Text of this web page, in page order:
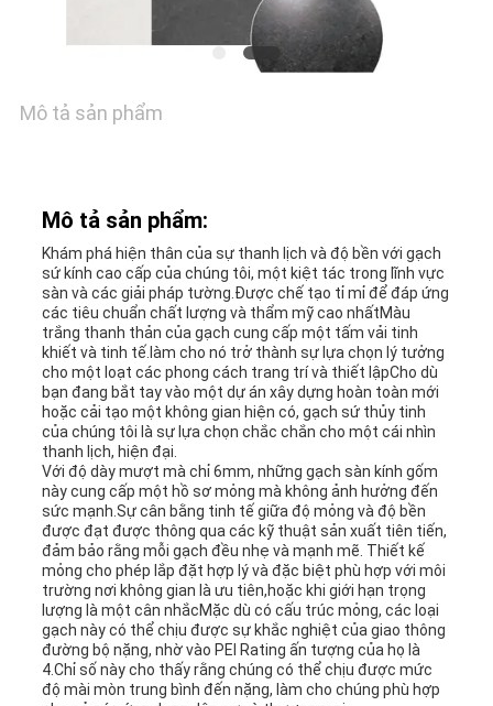
SƠ
TRANG
WEB
CHÍNH
SÁCH
BẢO
MẬT
Mô tả sản phẩm
Mô tả sản phẩm:
Khám phá hiện thân của sự thanh lịch và độ bền với gạch
sứ kính cao cấp của chúng tôi, một kiệt tác trong lĩnh vực
sàn và các giải pháp tường.Được chế tạo tỉ mỉ để đáp ứng
các tiêu chuẩn chất lượng và thẩm mỹ cao nhấtMàu
trắng thanh thản của gạch cung cấp một tấm vải tinh
khiết và tinh tế.làm cho nó trở thành sự lựa chọn lý tưởng
cho một loạt các phong cách trang trí và thiết lậpCho dù
bạn đang bắt tay vào một dự án xây dựng hoàn toàn mới
hoặc cải tạo một không gian hiện có, gạch sứ thủy tinh
của chúng tôi là sự lựa chọn chắc chắn cho một cái nhìn
thanh lịch, hiện đại.
Với độ dày mượt mà chỉ 6mm, những gạch sàn kính gốm
này cung cấp một hồ sơ mỏng mà không ảnh hưởng đến
sức mạnh.Sự cân bằng tinh tế giữa độ mỏng và độ bền
được đạt được thông qua các kỹ thuật sản xuất tiên tiến,
đảm bảo rằng mỗi gạch đều nhẹ và mạnh mẽ. Thiết kế
mỏng cho phép lắp đặt hợp lý và đặc biệt phù hợp với môi
trường nơi không gian là ưu tiên,hoặc khi giới hạn trọng
lượng là một cân nhắcMặc dù có cấu trúc mỏng, các loại
gạch này có thể chịu được sự khắc nghiệt của giao thông
đường bộ nặng, nhờ vào PEI Rating ấn tượng của họ là
4.Chỉ số này cho thấy rằng chúng có thể chịu được mức
độ mài mòn trung bình đến nặng, làm cho chúng phù hợp